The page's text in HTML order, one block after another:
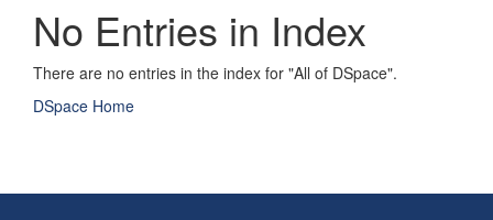
No Entries in Index
There are no entries in the index for "All of DSpace".
DSpace Home